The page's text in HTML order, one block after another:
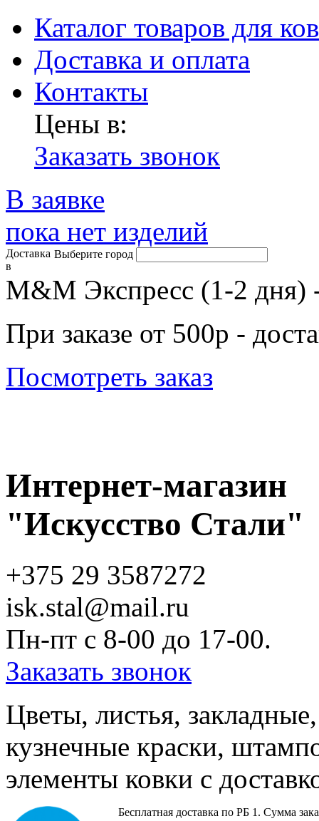
Каталог товаров для
Доставка и оплата
Контакты
Цены в:
Заказать звонок
В заявке
пока нет изделий
Доставка
в
Выберите город
М&М Экспресс (1-2 дня)
При заказе от 500р -
Посмотреть заказ
Интернет-магазин
"Искусство Стали"
+375 29 3587272
isk.stal@mail.ru
Пн-пт c 8-00 до 17-00.
Заказать звонок
Цветы, листья,
кузнечные краски,
элементы ковки с
Бесплатная доставка по РБ 1. Сумма